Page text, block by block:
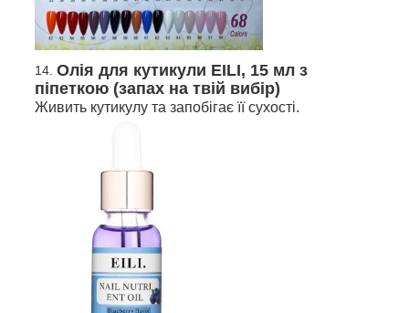
Олія для кутикули EILI, 15 мл з
піпеткою (запах на твій вибір)
Живить кутикулу та запобігає її сухості.